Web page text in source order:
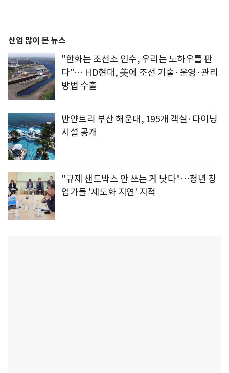
산업 많이 본 뉴스
"한화는 조선소 인수, 우리는 노하우를 판
다"… HD현대, 美에 조선 기술·운영·관리
방법 수출
반얀트리 부산 해운대, 195개 객실·다이닝
시설 공개
"규제 샌드박스 안 쓰는 게 낫다"…청년 창
업가들 '제도화 지연' 지적